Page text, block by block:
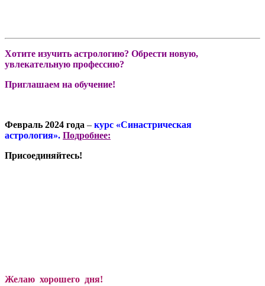
Хотите изучить астрологию? Обрести новую,
увлекательную профессию?
Приглашаем на обучение!
Февраль 2024 года – курс «Синастрическая
астрология». Подробнее:
Присоединяйтесь!
Желаю хорошего дня!